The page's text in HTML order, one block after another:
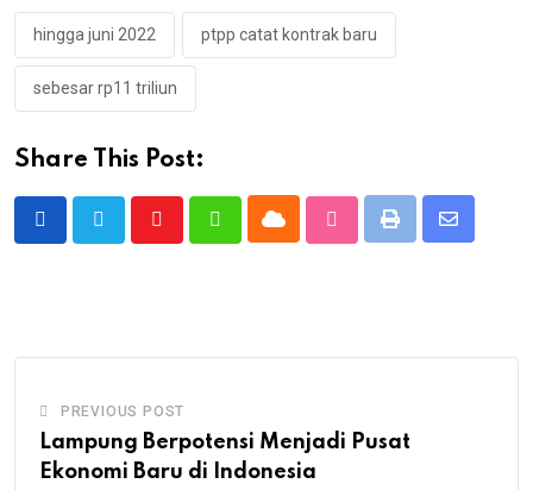
hingga juni 2022 ptpp catat kontrak baru
sebesar rp11 triliun
Share This Post:
WhatsappCloud StumbleUpon
Print
Share
PREVIOUS POST
Lampung Berpotensi Menjadi Pusat
Ekonomi Baru di Indonesia